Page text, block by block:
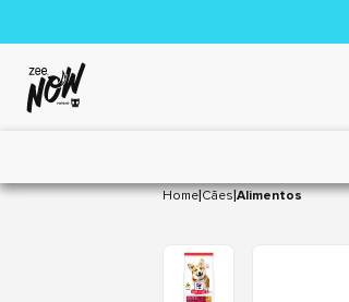
Home|Cães|Alimentos